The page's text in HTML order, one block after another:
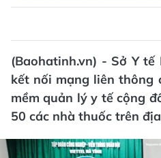
(Baohatinh.vn) - Sở Y
kết nối mạng liên thông
mềm quản lý y tế cộng
50 các nhà thuốc trên